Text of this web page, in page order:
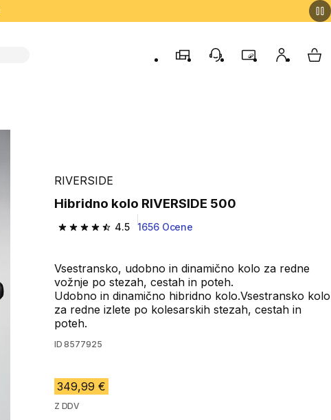
TrgovinePodporo strankam
ProgramMoj račun
RIVERSIDE
Hibridno kolo RIVERSIDE 500
4.5
4.5 od 5 zvezdic from 1656 ocene
1656 Ocene
Vsestransko, udobno in dinamično kolo za redne
vožnje po stezah, cestah in poteh.
Udobno in dinamično hibridno kolo.Vsestransko kolo
za redne izlete po kolesarskih stezah, cestah in
poteh.
ID 8577925
349,99 €
Z DDV